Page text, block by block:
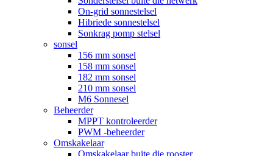
On-grid sonnestelsel
Hibriede sonnestelsel
Sonkrag pomp stelsel
sonsel
156 mm sonsel
158 mm sonsel
182 mm sonsel
210 mm sonsel
M6 Sonnesel
Beheerder
MPPT kontroleerder
PWM -beheerder
Omskakelaar
Omskakelaar buite die rooster